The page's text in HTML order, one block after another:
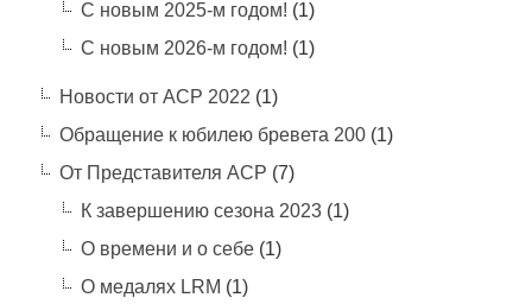
С новым 2025-м годом! (1)
С новым 2026-м годом! (1)
Новости от АСР 2022 (1)
Обращение к юбилею бревета 200(1)
От Представителя АСР (7)
К завершению сезона 2023(1)
О времени и о себе(1)
О медалях LRM (1)